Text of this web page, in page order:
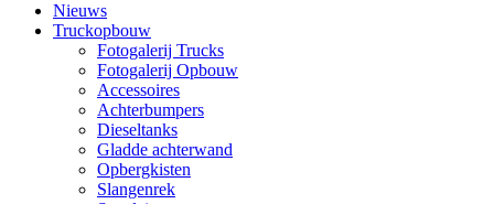
Nieuws
Truckopbouw
Fotogalerij Trucks
Fotogalerij Opbouw
Accessoires
Achterbumpers
Dieseltanks
Gladde achterwand
Opbergkisten
Slangenrek